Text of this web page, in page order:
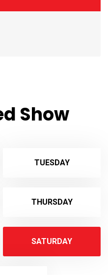
Show
TUESDAY
THURSDAY
SATURDAY